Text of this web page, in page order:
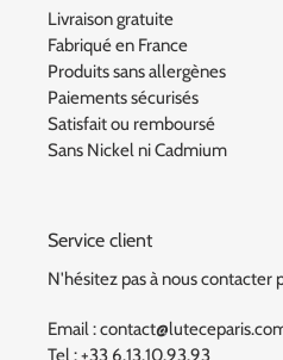
Livraison gratuite
Fabriqué en France
Produits sans allergènes
Paiements sécurisés
Satisfait ou remboursé
Sans Nickel ni Cadmium
Service client
N'hésitez pas à nous contacter
Email :
Tel : +33 6.13.10.93.93